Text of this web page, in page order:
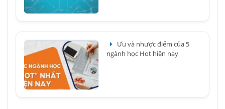
Ưu và nhược điểm của 5
ngành học Hot hiện nay